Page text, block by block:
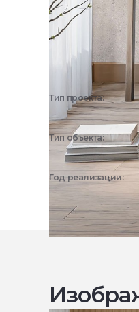
Тип проекта:
3D
Тип объекта:
Частный дом,
Год реализации: